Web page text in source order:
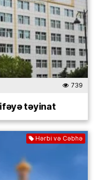
739
təyinat
Hərbi və Cəbhə